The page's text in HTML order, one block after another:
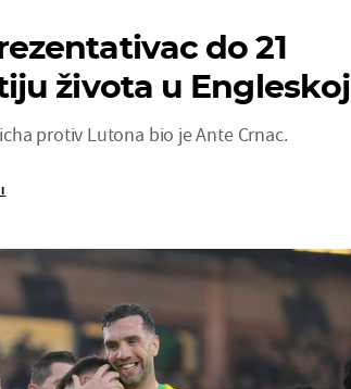
do 21
života u Engleskoj
protiv Lutona bio je Ante Crnac.